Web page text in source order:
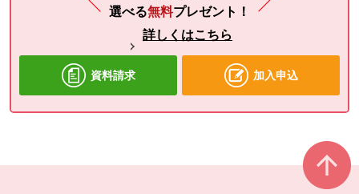
選べる無料プレゼント！
詳しくはこちら
資料請求 加入申込